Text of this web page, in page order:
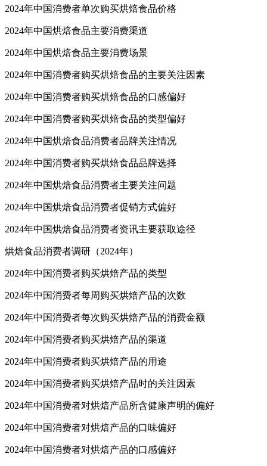
2024年中国消费者单次购买烘焙食品价格
2024年中国烘焙食品主要消费渠道
2024年中国烘焙食品主要消费场景
2024年中国消费者购买烘焙食品的主要关注因素
2024年中国消费者购买烘焙食品的口感偏好
2024年中国消费者购买烘焙食品的类型偏好
2024年中国烘焙食品消费者品牌关注情况
2024年中国消费者购买烘焙食品品牌选择
2024年中国烘焙食品消费者主要关注问题
2024年中国烘焙食品消费者促销方式偏好
2024年中国烘焙食品消费者资讯主要获取途径
烘焙食品消费者调研（2024年）
2024年中国消费者购买烘焙产品的类型
2024年中国消费者每周购买烘焙产品的次数
2024年中国消费者每次购买烘焙产品的消费金额
2024年中国消费者购买烘焙产品的渠道
2024年中国消费者购买烘焙产品的用途
2024年中国消费者购买烘焙产品时的关注因素
2024年中国消费者对烘焙产品所含健康声明的偏好
2024年中国消费者对烘焙产品的口味偏好
2024年中国消费者对烘焙产品的口感偏好